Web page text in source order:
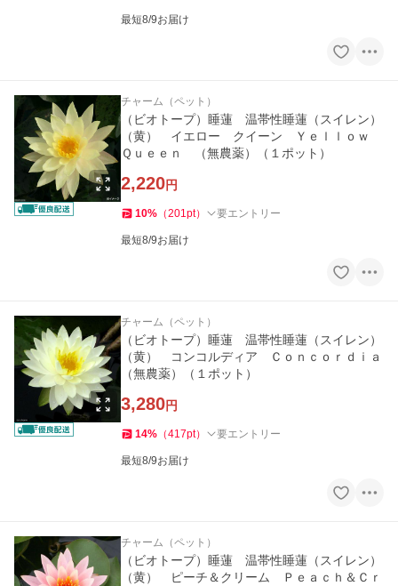
最短8/9お届け
チャーム（ペット）
（ビオトープ）睡蓮 温帯性睡蓮（スイレン）
（黄） イエロー クイーン Ｙｅｌｌｏｗ
Ｑｕｅｅｎ （無農薬）（１ポット）
2,220円
10% （201pt） 要エントリー
最短8/9お届け
チャーム（ペット）
（ビオトープ）睡蓮 温帯性睡蓮（スイレン）
（黄） コンコルディア Ｃｏｎｃｏｒｄｉａ
（無農薬）（１ポット）
3,280円
14% （417pt） 要エントリー
最短8/9お届け
チャーム（ペット）
（ビオトープ）睡蓮 温帯性睡蓮（スイレン）
（黄） ピーチ＆クリーム Ｐｅａｃｈ＆Ｃｒ